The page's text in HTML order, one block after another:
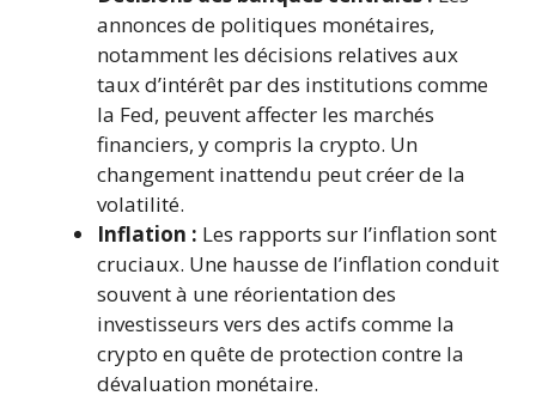
annonces de politiques monétaires,
notamment les décisions relatives aux
taux d’intérêt par des institutions comme
la Fed, peuvent affecter les marchés
financiers, y compris la crypto. Un
changement inattendu peut créer de la
volatilité.
Inflation : Les rapports sur l’inflation sont
cruciaux. Une hausse de l’inflation conduit
souvent à une réorientation des
investisseurs vers des actifs comme la
crypto en quête de protection contre la
dévaluation monétaire.